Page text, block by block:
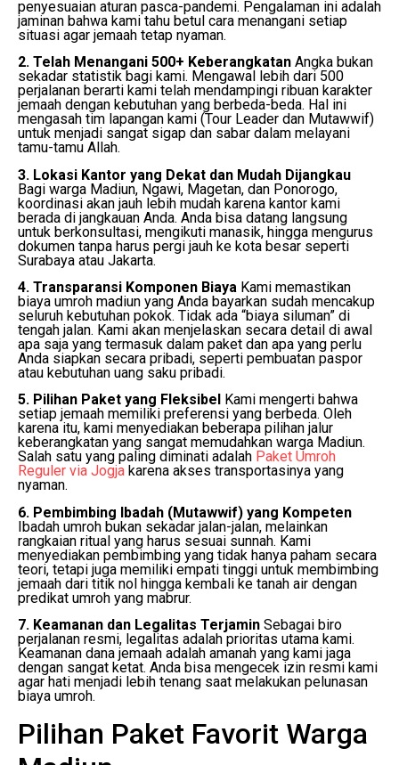
penyesuaian aturan pasca-pandemi. Pengalaman ini adalah
jaminan bahwa kami tahu betul cara menangani setiap
situasi agar jemaah tetap nyaman.
2. Telah Menangani 500+ Keberangkatan Angka bukan
sekadar statistik bagi kami. Mengawal lebih dari 500
perjalanan berarti kami telah mendampingi ribuan karakter
jemaah dengan kebutuhan yang berbeda-beda. Hal ini
mengasah tim lapangan kami (Tour Leader dan Mutawwif)
untuk menjadi sangat sigap dan sabar dalam melayani
tamu-tamu Allah.
3. Lokasi Kantor yang Dekat dan Mudah Dijangkau
Bagi warga Madiun, Ngawi, Magetan, dan Ponorogo,
koordinasi akan jauh lebih mudah karena kantor kami
berada di jangkauan Anda. Anda bisa datang langsung
untuk berkonsultasi, mengikuti manasik, hingga mengurus
dokumen tanpa harus pergi jauh ke kota besar seperti
Surabaya atau Jakarta.
4. Transparansi Komponen Biaya Kami memastikan
biaya umroh madiun yang Anda bayarkan sudah mencakup
seluruh kebutuhan pokok. Tidak ada “biaya siluman” di
tengah jalan. Kami akan menjelaskan secara detail di awal
apa saja yang termasuk dalam paket dan apa yang perlu
Anda siapkan secara pribadi, seperti pembuatan paspor
atau kebutuhan uang saku pribadi.
5. Pilihan Paket yang Fleksibel
Kami mengerti bahwa
setiap jemaah memiliki preferensi yang berbeda. Oleh
karena itu, kami menyediakan beberapa pilihan jalur
keberangkatan yang sangat memudahkan warga Madiun.
Salah satu yang paling diminati adalah Paket Umroh
Reguler via Jogja karena akses transportasinya yang
nyaman.
6. Pembimbing Ibadah (Mutawwif) yang Kompeten
Ibadah umroh bukan sekadar jalan-jalan, melainkan
rangkaian ritual yang harus sesuai sunnah. Kami
menyediakan pembimbing yang tidak hanya paham secara
teori, tetapi juga memiliki empati tinggi untuk membimbing
jemaah dari titik nol hingga kembali ke tanah air dengan
predikat umroh yang mabrur.
7. Keamanan dan Legalitas Terjamin Sebagai biro
perjalanan resmi, legalitas adalah prioritas utama kami.
Keamanan dana jemaah adalah amanah yang kami jaga
dengan sangat ketat. Anda bisa mengecek izin resmi kami
agar hati menjadi lebih tenang saat melakukan pelunasan
biaya umroh.
Pilihan Paket Favorit Warga